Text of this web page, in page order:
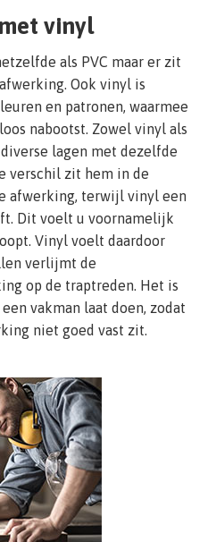
vinyl
als PVC maar er zit
Ook vinyl is
en patronen, waarmee
nabootst. Zowel vinyl als
lagen met dezelfde
verschil zit hem in de
afwerking, terwijl vinyl een
Dit voelt u voornamelijk
Vinyl voelt daardoor
verlijmt de
op de traptreden. Het is
vakman laat doen, zodat
niet goed vast zit.